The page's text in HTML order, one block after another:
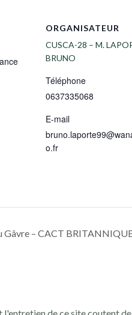
ORGANISATEUR
CUSCA-28 – M.
BRUNO
Téléphone
0637335068
E-mail
o.fr
Gâvre – CACT